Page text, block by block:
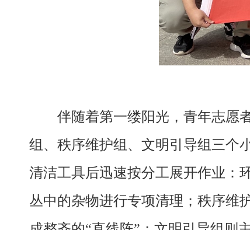
伴随着第一缕阳光，青年志愿
组、秩序维护组、文明引导组三个
清洁工具后迅速按分工展开作业：
丛中的杂物进行专项清理；秩序维